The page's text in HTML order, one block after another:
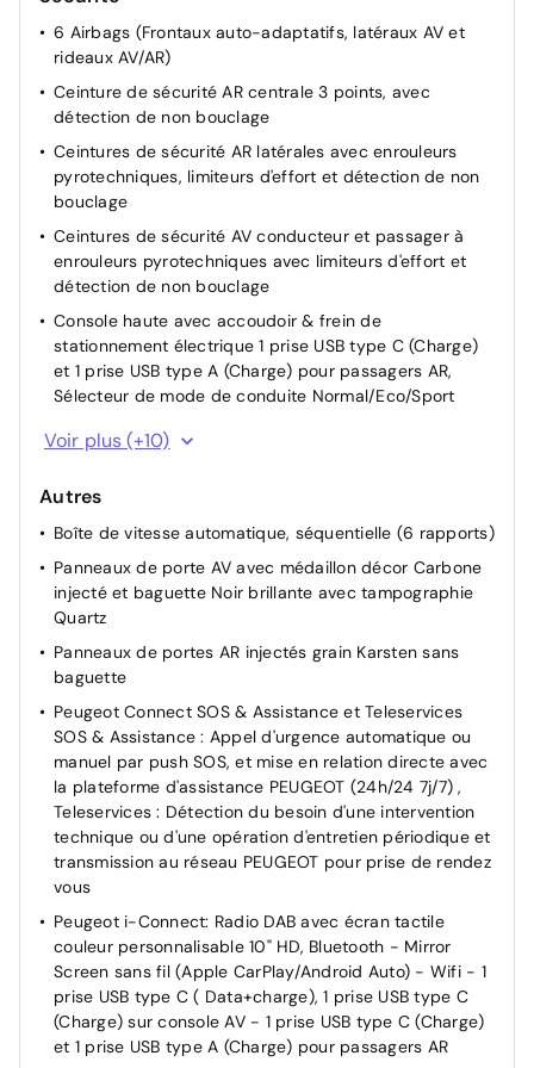
Enjoliveur supérieur de calandre Noir grainé
Feux AR signature 3 griffes, stop à LEDs, recul et
indicateur de direction à lampe
Jantes alliage 16" diamantées NOMA bi--ton vernis
brillant et Noir Orbital
Jupes AR inférieure noir grainé
Lécheurs de vitres Noir mat
Projecteurs Peugeot LED Technology avec feux diurnes
à LED 3 griffes
Vitres latérales AR et lunette AR chauffante temporisée
surteintées
6 Airbags (Frontaux auto-adaptatifs, latéraux AV et
rideaux AV/AR)
Ceinture de sécurité AR centrale 3 points, avec
détection de non bouclage
Ceintures de sécurité AR latérales avec enrouleurs
pyrotechniques, limiteurs d'effort et détection de non
bouclage
Ceintures de sécurité AV conducteur et passager à
enrouleurs pyrotechniques avec limiteurs d'effort et
détection de non bouclage
Console haute avec accoudoir & frein de
stationnement électrique 1 prise USB type C (Charge)
et 1 prise USB type A (Charge) pour passagers AR,
Sélecteur de mode de conduite Normal/Eco/Sport
Détection de sous-gonflage indirecte
ESP Déconnectable avec aide au démarrage en pente
Fixations ISOFIX et Top Tether aux places latérales AR
Pack Visibilité Allumage automatique des feux de
croisement
Pare-brise teinté
Programme de Stabilité Electronique (ESC) avec ASR,
ABS, REF, AFU, CDS et TSM
Rétroviseur intérieur électrochrome
Verrouillage automatique de tous les ouvrants en
roulant
Verrouillage centralisé
Voir plus (+10)
Autres
Boîte de vitesse automatique, séquentielle (6 rapports)
Panneaux de porte AV avec médaillon décor Carbone
injecté et baguette Noir brillante avec tampographie
Quartz
Panneaux de portes AR injectés grain Karsten sans
baguette
Peugeot Connect SOS & Assistance et Teleservices
SOS & Assistance : Appel d'urgence automatique ou
manuel par push SOS, et mise en relation directe avec
la plateforme d'assistance PEUGEOT (24h/24 7j/7) ,
Teleservices : Détection du besoin d'une intervention
technique ou d'une opération d'entretien périodique et
transmission au réseau PEUGEOT pour prise de rendez
vous
Peugeot i-Connect: Radio DAB avec écran tactile
couleur personnalisable 10" HD, Bluetooth - Mirror
Screen sans fil (Apple CarPlay/Android Auto) - Wifi - 1
prise USB type C ( Data+charge), 1 prise USB type C
(Charge) sur console AV - 1 prise USB type C (Charge)
et 1 prise USB type A (Charge) pour passagers AR